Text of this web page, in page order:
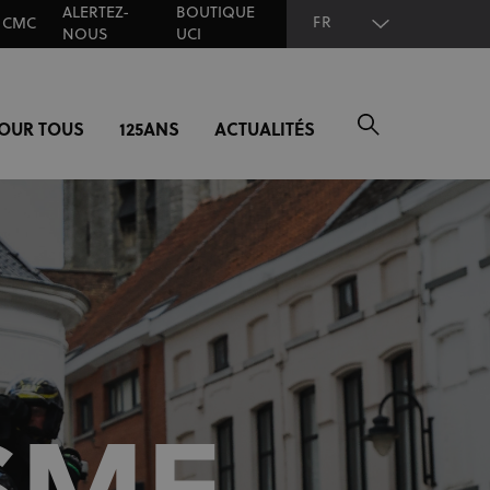
CMC
ALERTEZ-
NOUS
BOUTIQUE
UCI
FR
TOUS 125ANS ACTUALITÉS